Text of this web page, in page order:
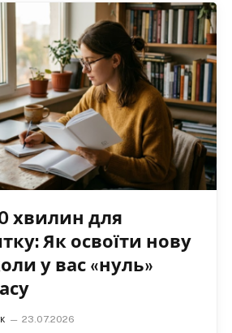
хвилин для
Як освоїти нову
у вас «нуль»
23.07.2026